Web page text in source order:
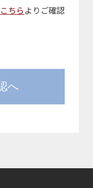
こちらよりご確認